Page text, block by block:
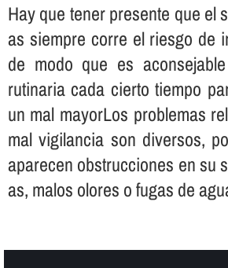
Hay que tener presente que el
as siempre corre el riesgo de
de modo que es
rutinaria cada cierto tiempo
un mal mayorLos problemas
mal vigilancia son diversos,
aparecen obstrucciones en su
as, malos olores o fugas de